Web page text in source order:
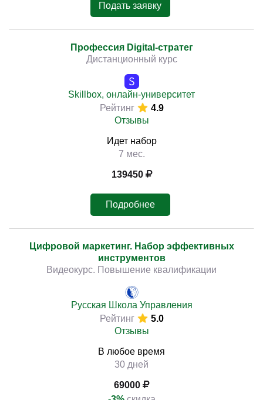
Подать заявку
Профессия Digital-стратег
Дистанционный курс
Skillbox, онлайн-университет
Рейтинг
4.9
Отзывы
Идет набор
7 мес.
139450
Подробнее
Цифровой маркетинг. Набор эффективных
инструментов
Видеокурс. Повышение квалификации
Русская Школа Управления
Рейтинг
5.0
Отзывы
В любое время
30 дней
69000